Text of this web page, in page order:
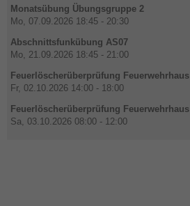
Monatsübung Übungsgruppe 2
Mo, 07.09.2026 18:45 - 20:30
Abschnittsfunkübung AS07
Mo, 21.09.2026 18:45 - 21:00
Feuerlöscherüberprüfung Feuerwehrhaus
Fr, 02.10.2026 14:00 - 18:00
Feuerlöscherüberprüfung Feuerwehrhaus
Sa, 03.10.2026 08:00 - 12:00